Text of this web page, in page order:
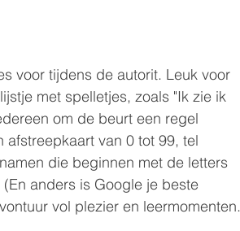
voor tijdens de autorit. Leuk voor
met spelletjes, zoals "Ik zie ik
om de beurt een regel
van 0 tot 99, tel
die beginnen met de letters
anders is Google je beste
vol plezier en leermomenten.